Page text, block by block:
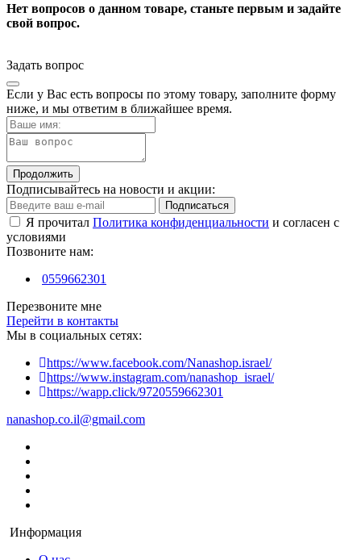
Нет вопросов о данном товаре, станьте первым и задайте
свой вопрос.
Задать вопрос
Если у Вас есть вопросы по этому товару, заполните форму
ниже, и мы ответим в ближайшее время.
Продолжить
Подписывайтесь на новости и акции:
Подписаться
Я прочитал Политика конфиденциальности и согласен с
условиями
Позвоните нам:
0559662301
Перезвоните мне
Перейти в контакты
Мы в социальных сетях:
https://www.facebook.com/Nanashop.israel/
https://www.instagram.com/nanashop_israel/
https://wapp.click/9720559662301
nanashop.co.il@gmail.com
Информация